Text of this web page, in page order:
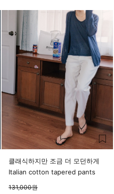
클래식하지만 조금 더 모던하게
Italian cotton tapered pants
131,000원